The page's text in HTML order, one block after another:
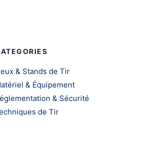
& Stands de Tir
& Équipement
& Sécurité
de Tir